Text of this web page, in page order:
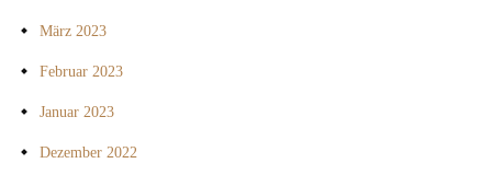
März 2023
Februar 2023
Januar 2023
Dezember 2022